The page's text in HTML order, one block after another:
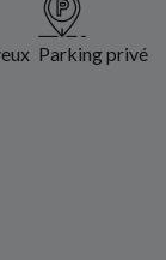
Parking privé